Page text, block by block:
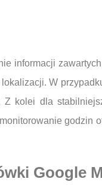
informacji
W
kolei dla
godzin
Google